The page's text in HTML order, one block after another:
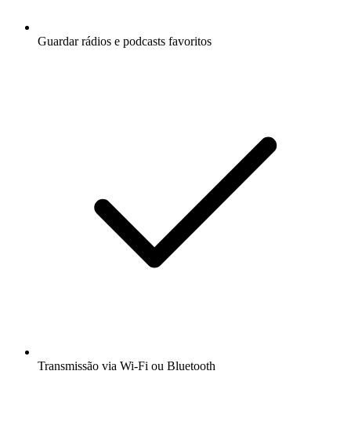
Guardar rádios e podcasts favoritos
Transmissão via Wi-Fi ou Bluetooth